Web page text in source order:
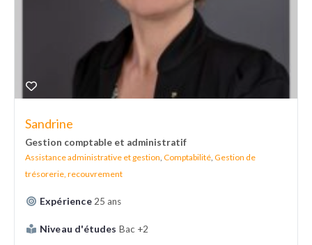
Sandrine
Gestion comptable et administratif
Assistance administrative et gestion Comptabilité Gestion de
trésorerie, recouvrement
Expérience 25 ans
Niveau d'études Bac +2